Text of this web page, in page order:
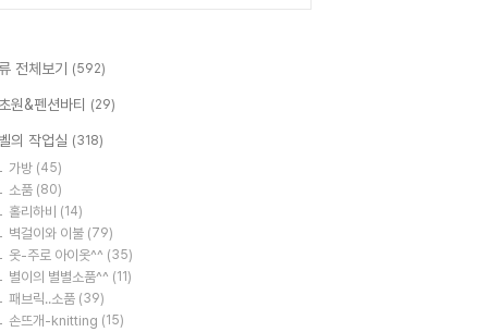
전체보기 (592)
원&펜션바티 (29)
의 작업실 (318)
가방 (45)
소품 (80)
홀리하비 (14)
벽걸이와 이불 (79)
옷-주로 아이옷^^ (35)
별이의 별별소품^^ (11)
패브릭..소품 (39)
손뜨개-knitting (15)